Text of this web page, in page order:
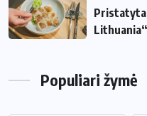
Populiari žymė